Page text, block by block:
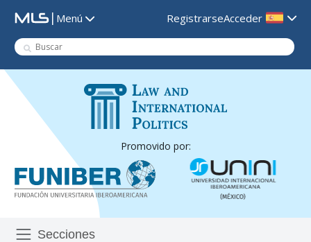
| Menú RegistrarseAcceder
Promovido por:
Secciones